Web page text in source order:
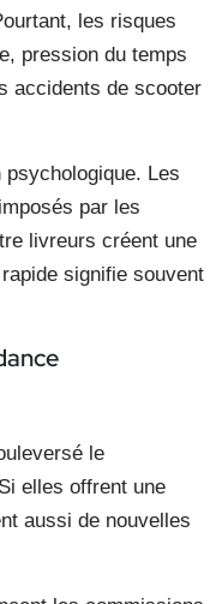
les risques
pression du temps
accidents de scooter
psychologique. Les
par les
livreurs créent une
signifie souvent
le
elles offrent une
aussi de nouvelles